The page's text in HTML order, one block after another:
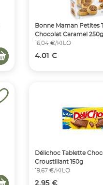
Bonne Maman Petites
Chocolat Caramel 250g
16,04 €/KILO
4.01 €
Délichoc Tablette
Croustillant 150g
19,67 €/KILO
2.95 €